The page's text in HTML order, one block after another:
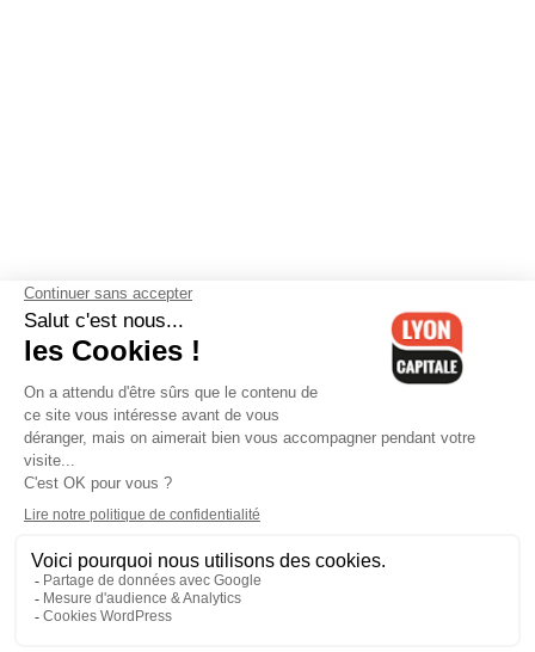
Contactez-nous-Mentions légales-CGV-Politique de
confidentialité-Gestion des cookies